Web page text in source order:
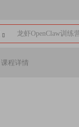
龙虾OpenClaw训练
课程详情